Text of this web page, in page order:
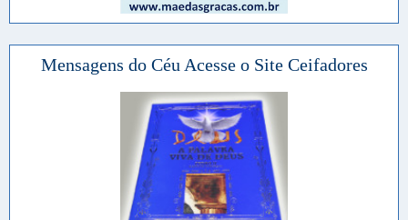
Mensagens do Céu Acesse o Site Ceifadores